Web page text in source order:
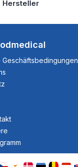
Hersteller
Geschäftsbedingungen